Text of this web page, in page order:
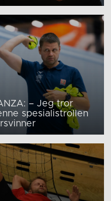
– Jeg tror
spesialistrollen